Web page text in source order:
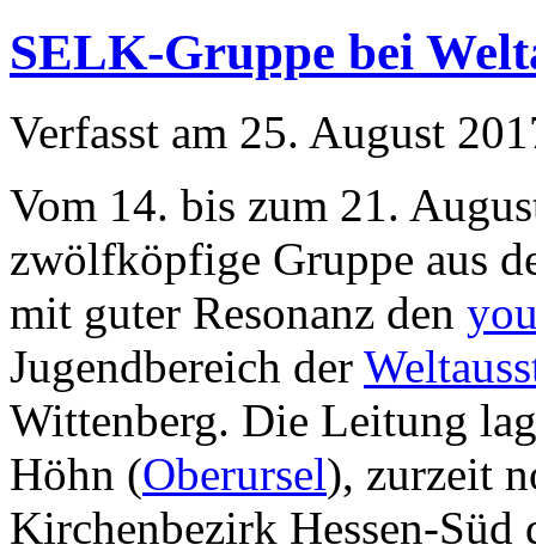
SELK-Gruppe bei
Verfasst am 25. August
Vom 14. bis zum 21.
zwölfköpfige Gruppe aus
mit guter Resonanz den
Jugendbereich der
Wittenberg. Die Leitung
Höhn (Oberursel), zurzeit
Kirchenbezirk Hessen-